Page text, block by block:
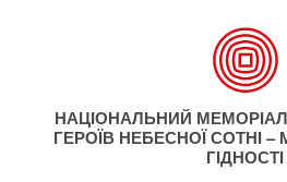
НАЦІОНАЛЬНИЙ
ГЕРОЇВ НЕБЕСНОЇ СОТНІ –
ГІДНОСТІ